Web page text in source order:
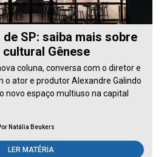
SP: saiba mais sobre
Gênese
coluna, conversa com o diretor e
o ator e produtor Alexandre Galindo
novo espaço multiuso na capital
Natália Beukers
LER MATÉRIA